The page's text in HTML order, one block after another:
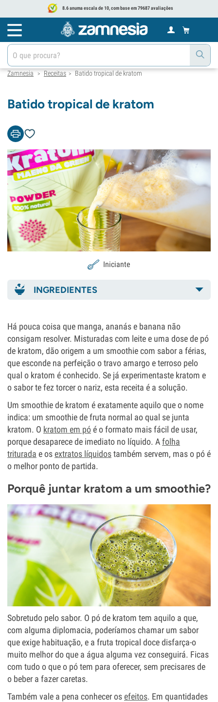
8.6 anuma escala de 10, com base em 79687 avaliações
Zamnesia > Receitas > Batido tropical de kratom
Batido tropical de kratom
Iniciante
INGREDIENTES
Há pouca coisa que manga, ananás e banana não
consigam resolver. Misturadas com leite e uma dose de pó
de kratom, dão origem a um smoothie com sabor a férias,
que esconde na perfeição o travo amargo e terroso pelo
qual o kratom é conhecido. Se já experimentaste kratom e
o sabor te fez torcer o nariz, esta receita é a solução.
Um smoothie de kratom é exatamente aquilo que o nome
indica: um smoothie de fruta normal ao qual se junta
kratom. O kratom em póé o formato mais fácil de usar,
porque desaparece de imediato no líquido. Afolha
triturada e os extratos líquidostambém servem, mas o pó é
o melhor ponto de partida.
Porquê juntar kratom a um smoothie?
Sobretudo pelo sabor. O pó de kratom tem aquilo a que,
com alguma diplomacia, poderíamos chamar um sabor
que exige habituação, e a fruta tropical doce disfarça-o
muito melhor do que a água alguma vez conseguirá. Ficas
com tudo o que o pó tem para oferecer, sem precisares de
o beber a fazer caretas.
Também vale a pena conhecer os efeitos. Em quantidades